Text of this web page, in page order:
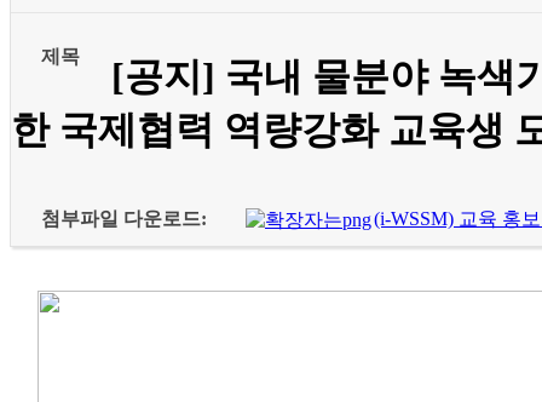
제목
[공지] 국내 물분야 녹색
한 국제협력 역량강화 교육생
첨부파일 다운로드: (i-WSSM) 교육 홍